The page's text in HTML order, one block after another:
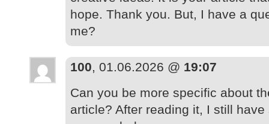
hope. Thank you. But, I have a
me?
100, 01.06.2026 @ 19:07
Can you be more specific about
article? After reading it, I still